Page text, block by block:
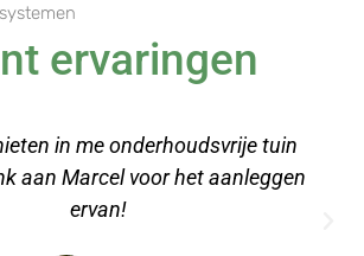
ervaringen
Een stuk kunstgras besteld
relaxruimte op kantoor, erg